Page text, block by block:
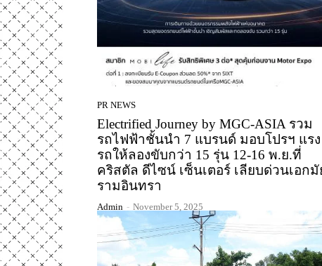
PR NEWS
Electrified Journey by MGC-ASIA รวม
รถไฟฟ้าชั้นนำ 7 แบรนด์ มอบโปรฯ แร
รถให้ลองขับกว่า 15 รุ่น 12-16 พ.ย.ที่
คริสตัล ดีไซน์ เซ็นเตอร์ เลียบด่วนเอกมั
รามอินทรา
Admin - November 5, 2025